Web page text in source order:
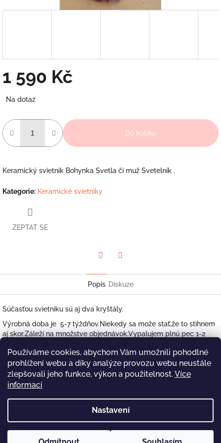
Používáme cookies, abychom Vám umožnili pohodlné
prohlížení webu a díky analýze provozu webu neustále
zlepšovali jeho funkce, výkon a použitelnost.Více
informací
Nastavení
1 590 Kč
cena:
Na dotaz
Do košíku
Keramický svietnik Bohynka Svetla či muž Svetelník .
Kategorie: Keramické svietniky
ZEPTAT SE
Popis Diskuze
Súčasťou svietniku sú aj dva kryštály.
Výrobná doba je 5-7 týždňov.Niekedy sa može stať,že to stihnem
aj skor.Záleží na množstve objednávok.Vypalujem plnú pec 1-2
trvá.Ďakujem vám za pochopenie a trpezlivosť.
Možete si vybrat Farbu hlíny,z ktorej ho budete chcieť
vyrobiť:biela,krémová,hnedočervená,tmavohnedá či s
kovovozlatou glazúrou.